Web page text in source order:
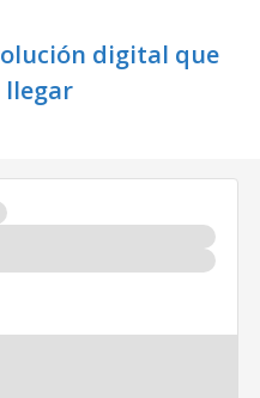
digital que
llegar